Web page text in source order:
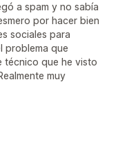
a spam y no sabía
por hacer bien
sociales para
problema que
técnico que he visto
muy